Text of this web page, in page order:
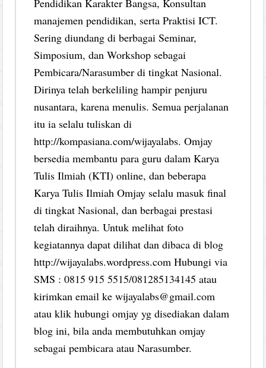
Pendidikan Karakter Bangsa, Konsultan
manajemen pendidikan, serta Praktisi ICT.
Sering diundang di berbagai Seminar,
Simposium, dan Workshop sebagai
Pembicara/Narasumber di tingkat Nasional.
Dirinya telah berkeliling hampir penjuru
nusantara, karena menulis. Semua perjalanan
itu ia selalu tuliskan di
http://kompasiana.com/wijayalabs. Omjay
bersedia membantu para guru dalam Karya
Tulis Ilmiah (KTI) online, dan beberapa
Karya Tulis Ilmiah Omjay selalu masuk final
di tingkat Nasional, dan berbagai prestasi
telah diraihnya. Untuk melihat foto
kegiatannya dapat dilihat dan dibaca di blog
http://wijayalabs.wordpress.com Hubungi via
SMS : 0815 915 5515/081285134145 atau
kirimkan email ke wijayalabs@gmail.com
atau klik hubungi omjay yg disediakan dalam
blog ini, bila anda membutuhkan omjay
sebagai pembicara atau Narasumber.